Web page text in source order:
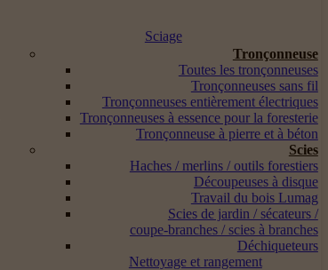
Sciage
Tronçonneuse
Toutes les tronçonneuses
Tronçonneuses sans fil
Tronçonneuses entièrement électriques
Tronçonneuses à essence pour la foresterie
Tronçonneuse à pierre et à béton
Scies
Haches / merlins / outils forestiers
Découpeuses à disque
Travail du bois Lumag
Scies de jardin / sécateurs /
coupe-branches / scies à branches
Déchiqueteurs
Nettoyage et rangement